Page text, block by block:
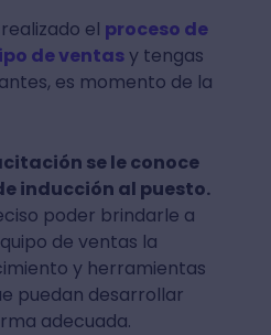
el proceso de
de ventasy tengas
es momento de la
se le conoce
inducción al puesto.
poder brindarle a
de ventas la
y herramientas
puedan desarrollar
adecuada.